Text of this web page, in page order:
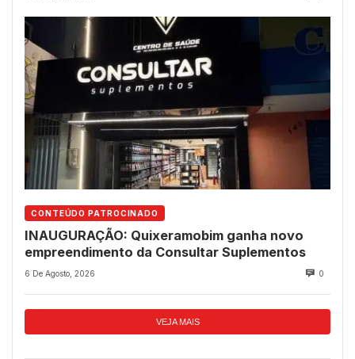
CONTEÚDO PATROCINADO
INAUGURAÇÃO: Quixeramobim ganha novo
empreendimento da Consultar Suplementos
6 De Agosto, 2026 0
VEJA MAIS